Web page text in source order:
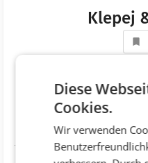
Klepej
AT 8010
Telefonnummer +43 (316)
Website http://
Diese
Cookies.
Wir verwenden